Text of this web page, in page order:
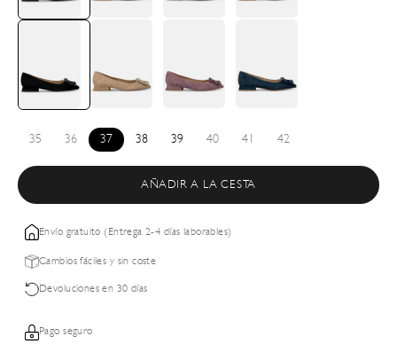
35 36 37 38 39 40 41 42
AÑADIR A LA CESTA
Envío gratuito (Entrega 2-4 días laborables)
Cambios fáciles y sin coste
Devoluciones en 30 días
Pago seguro